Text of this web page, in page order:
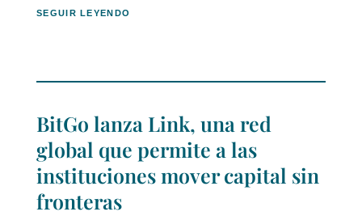
SEGUIR LEYENDO
BitGo lanza Link, una red
global que permite a las
instituciones mover capital sin
fronteras